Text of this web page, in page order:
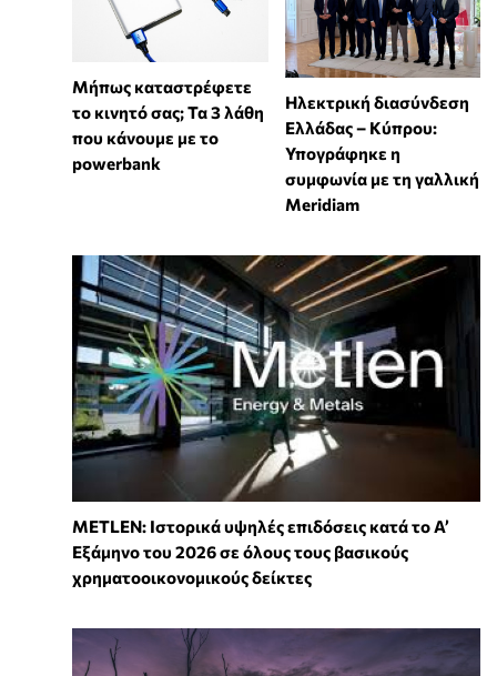
Μήπως καταστρέφετε
το κινητό σας; Τα 3 λάθη
που κάνουμε με το
powerbank
Ηλεκτρική διασύνδεση
Ελλάδας – Κύπρου:
Υπογράφηκε η
συμφωνία με τη γαλλική
Meridiam
METLEN: Ιστορικά υψηλές επιδόσεις κατά το Α’
Εξάμηνο του 2026 σε όλους τους βασικούς
χρηματοοικονομικούς δείκτες